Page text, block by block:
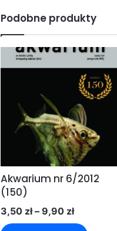
Podobne produkty
Akwarium nr 6/2012
(150)
3,50 zł – 9,90 złZakres
cen: